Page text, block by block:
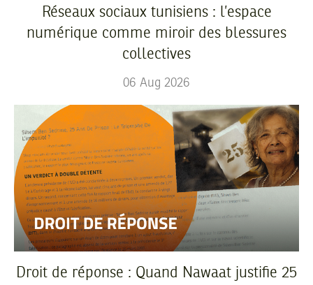
Réseaux sociaux tunisiens : l’espace
numérique comme miroir des blessures
collectives
06 Aug 2026
Droit de réponse : Quand Nawaat justifie 25